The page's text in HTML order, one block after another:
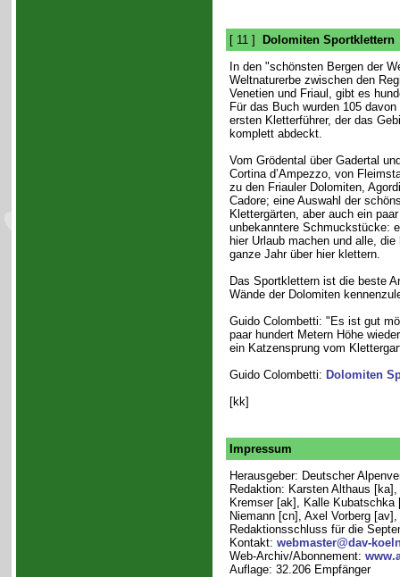
[ 11 ]
Dolomiten Sportklettern
In den "schönsten Bergen der
Weltnaturerbe zwischen den
Venetien und Friaul, gibt es
Für das Buch wurden 105
ersten Kletterführer, der das
komplett abdeckt.
Vom Grödental über Gadertal
Cortina d’Ampezzo, von
zu den Friauler Dolomiten,
Cadore; eine Auswahl der
Klettergärten, aber auch ein
unbekanntere Schmuckstücke:
hier Urlaub machen und alle,
ganze Jahr über hier klettern.
Das Sportklettern ist die beste
Wände der Dolomiten
Guido Colombetti: "Es ist gut
paar hundert Metern Höhe
ein Katzensprung vom
Guido Colombetti: Dolomiten
[kk]
Impressum
Herausgeber: Deutscher
Redaktion: Karsten Althaus
Kremser [ak], Kalle Kubatschka
Niemann [cn], Axel Vorberg
Redaktionsschluss für die
Kontakt: webmaster@dav-
Web-Archiv/Abonnement:
Auflage: 32.206 Empfänger